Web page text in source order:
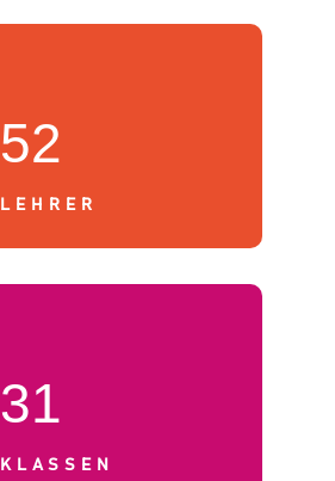
52
LEHRER
31
KLASSEN